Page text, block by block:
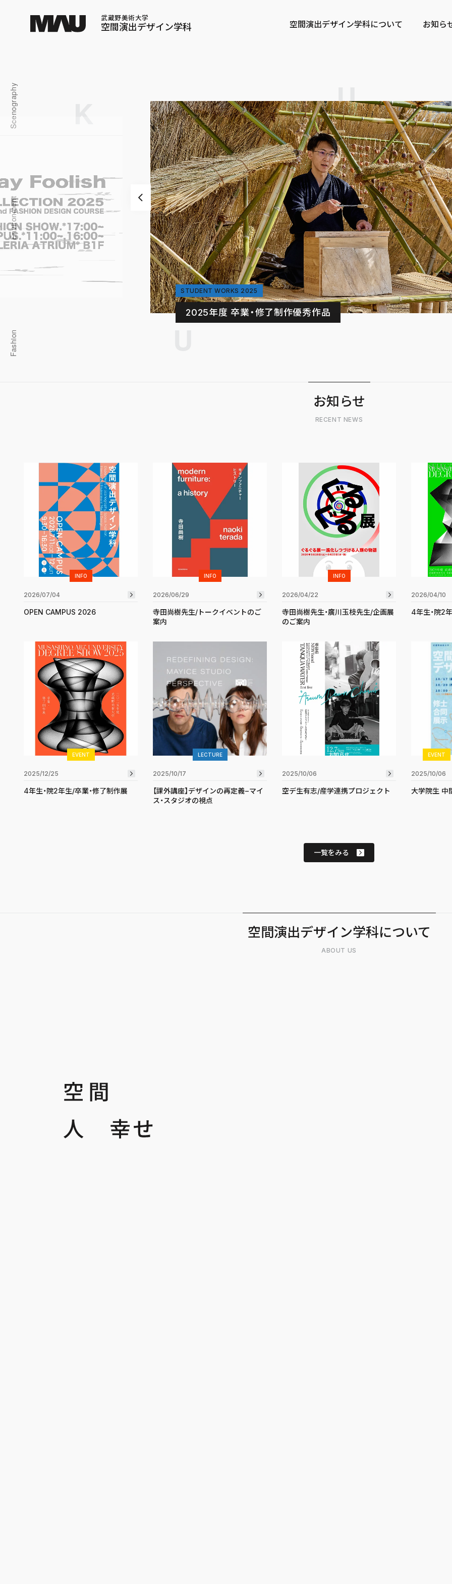
武蔵野美術大学
空間演出デザイン学科 空間演出デザイン学科について お知ら
STUDENT WORKS 2025
2025年度 卒業・修了制作優秀作品
お知らせ
RECENT NEWS
INFO
2026/07/04
OPEN CAMPUS 2026
INFO
2026/06/29
寺田尚樹先生/トークイベントのご
案内
INFO
2026/04/22
寺田尚樹先生・廣川玉枝先生/企画展
のご案内
2026/04/10
4年生・院2
EVENT
2025/12/25
4年生・院2年生/卒業・修了制作展
LECTURE
2025/10/17
【課外講座】デザインの再定義−マイ
ス・スタジオの視点
お知らせ
2025/10/06
空デ生有志/産学連携プロジェクト
EVENT
2025/10/06
大学院生 中
一覧をみる
空間演出デザイン学科について
ABOUT US